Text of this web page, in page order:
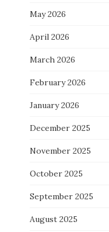
May 2026
April 2026
March 2026
February 2026
January 2026
December 2025
November 2025
October 2025
September 2025
August 2025